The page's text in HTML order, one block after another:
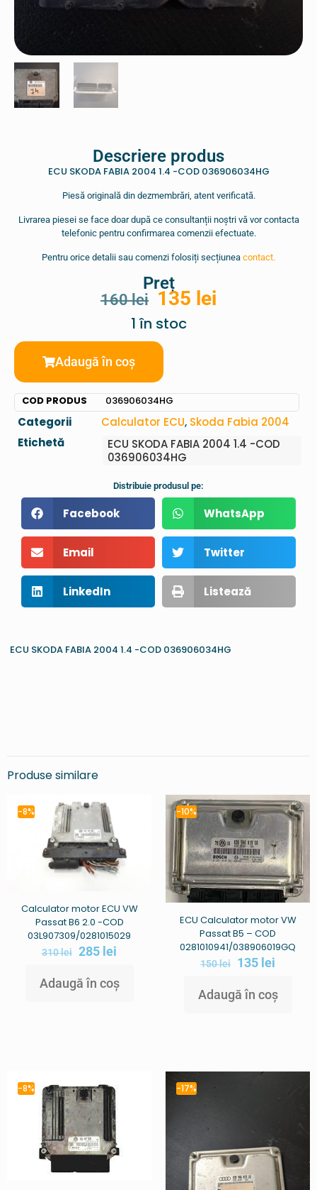
Descriere produs
ECU SKODA FABIA 2004 1.4 -COD 036906034HG
Piesă originală din dezmembrări, atent verificată.
Livrarea piesei se face doar după ce consultanții noștri vă vor contacta
telefonic pentru confirmarea comenzii efectuate.
Pentru orice detalii sau comenzi folosiți secțiunea contact.
Preț
160lei 135 lei
1 în stoc
Adaugă în coș
COD PRODUS 036906034HG
Categorii Calculator ECU, Skoda Fabia 2004
Etichetă
ECU SKODA FABIA 2004 1.4 -COD
036906034HG
Distribuie produsul pe:
Facebook WhatsApp
Email Twitter
LinkedIn Listează
ECU SKODA FABIA 2004 1.4 -COD 036906034HG
Produse similare
-8%
Calculator motor ECU VW
Passat B6 2.0 -COD
03L907309/0281015029
310lei 285 lei
Adaugă în coș
-10%
ECU Calculator motor VW
Passat B5 – COD
0281010941/038906019GQ
150lei 135 lei
Adaugă în coș
-8% -17%